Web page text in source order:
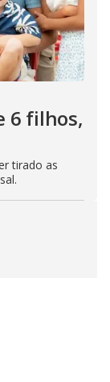
6 filhos,
tirado as